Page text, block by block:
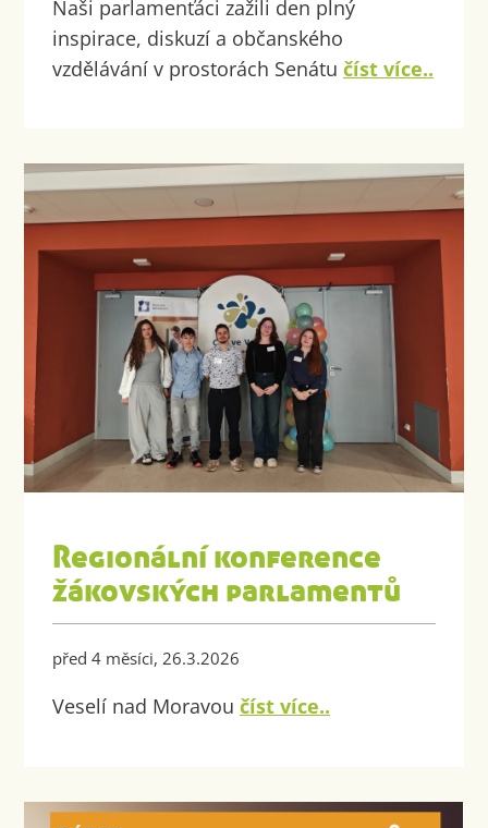
Naši parlamenťáci zažili den plný
inspirace, diskuzí a občanského
vzdělávání v prostorách Senátu číst více..
Regionální konference
žákovských parlamentů
před 4 měsíci, 26.3.2026
Veselí nad Moravou číst více..